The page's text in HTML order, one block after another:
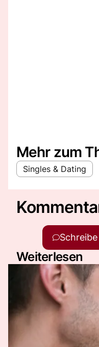
Mehr zum
Singles & Dating
Weiterlesen